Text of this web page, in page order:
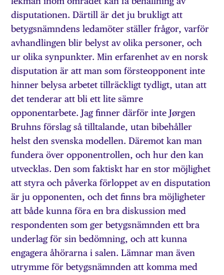
disputationen. Därtill är det ju brukligt att
betygsnämndens ledamöter ställer frågor, varför
avhandlingen blir belyst av olika personer, och
ur olika synpunkter. Min erfarenhet av en norsk
disputation är att man som försteopponent inte
hinner belysa arbetet tillräckligt tydligt, utan att
det tenderar att bli ett lite sämre
opponentarbete. Jag finner därför inte Jørgen
Bruhns förslag så tilltalande, utan bibehåller
helst den svenska modellen. Däremot kan man
fundera över opponentrollen, och hur den kan
utvecklas. Den som faktiskt har en stor möjlighet
att styra och påverka förloppet av en disputation
är ju opponenten, och det finns bra möjligheter
att både kunna föra en bra diskussion med
respondenten som ger betygsnämnden ett bra
underlag för sin bedömning, och att kunna
engagera åhörarna i salen. Lämnar man även
utrymme för betygsnämnden att komma med